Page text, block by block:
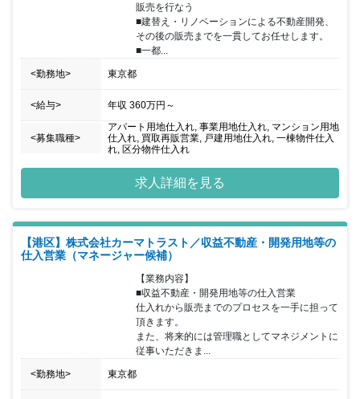
販売を行なう
■建替え・リノベーションによる不動産開発、
その後の販売までを一貫してお任せします。
■一都...
<勤務地> 東京都
<給与> 年収 360万円 ～
<募集職種>
アパート用地仕入れ, 事業用地仕入れ, マンション用地
仕入れ, 買取再販営業, 戸建用地仕入れ, 一棟物件仕入
れ, 区分物件仕入れ
求人詳細を見る
【港区】株式会社カーマトラスト／収益不動産・開発用地等の
仕入営業（マネージャー候補）
【業務内容】
■収益不動産・開発用地等の仕入営業
仕入れから販売までのプロセスを一手に担って
頂きます。
また、将来的には管理職としてマネジメントに
従事いただきま...
<勤務地> 東京都